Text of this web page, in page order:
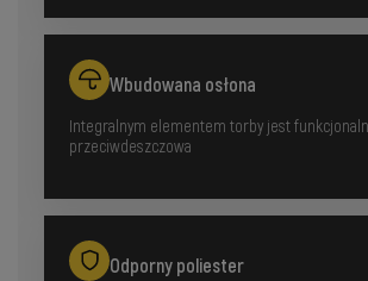
Wbudowana osłona
Integralnym elementem torby jest
przeciwdeszczowa
Odporny poliester